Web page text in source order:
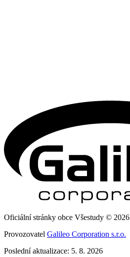
Oficiální stránky obce Všestudy © 2026
Provozovatel Galileo Corporation s.r.o.
Poslední aktualizace: 5. 8. 2026